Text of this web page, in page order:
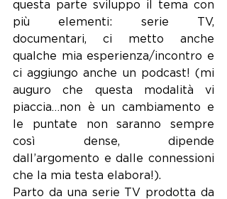
questa parte sviluppo il tema con
più elementi: serie TV,
documentari, ci metto anche
qualche mia esperienza/incontro e
ci aggiungo anche un podcast! (mi
auguro che questa modalità vi
piaccia…non è un cambiamento e
le puntate non saranno sempre
così dense, dipende
dall’argomento e dalle connessioni
che la mia testa elabora!).
Parto da una serie TV prodotta da